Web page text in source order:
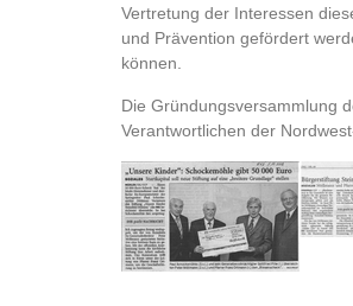
Vertretung der Interessen
und Prävention gefördert
können.
Die Gründungsversammlung
Verantwortlichen der